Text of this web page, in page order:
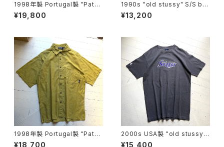
1998年製 Portugal製 "Patag
onia" A/C print shirt
¥19,800
1990s "old stussy" S/S bo
arder T-shirt
¥13,200
1998年製 Portugal製 "Patag
onia" AC print shirt
¥18,700
2000s USA製 "old stussy"
S/S T-shirt
¥15,400